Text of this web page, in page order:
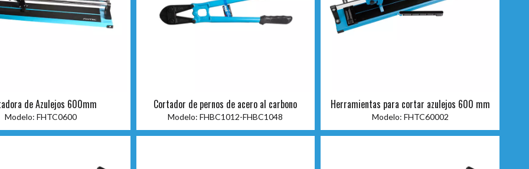
de Azulejos 600mm
Modelo: FHTC0600
Cortador de pernos de acero al carbono
Modelo: FHBC1012-FHBC1048
Herramientas para cortar azulejos 600 mm
Modelo: FHTC60002